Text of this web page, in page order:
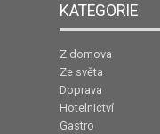
KATEGORIE
Z domova
Ze světa
Doprava
Hotelnictví
Gastro